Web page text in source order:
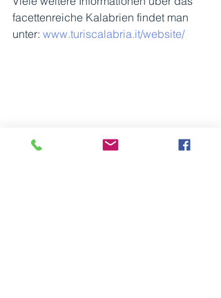
facettenreiche Kalabrien findet man
unter: www.turiscalabria.it/website/